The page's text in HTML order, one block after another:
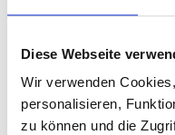
Diese Webseite
Wir verwenden
personalisieren,
zu können und die
PLUS
MAR, 02 NOV
CLASSIC